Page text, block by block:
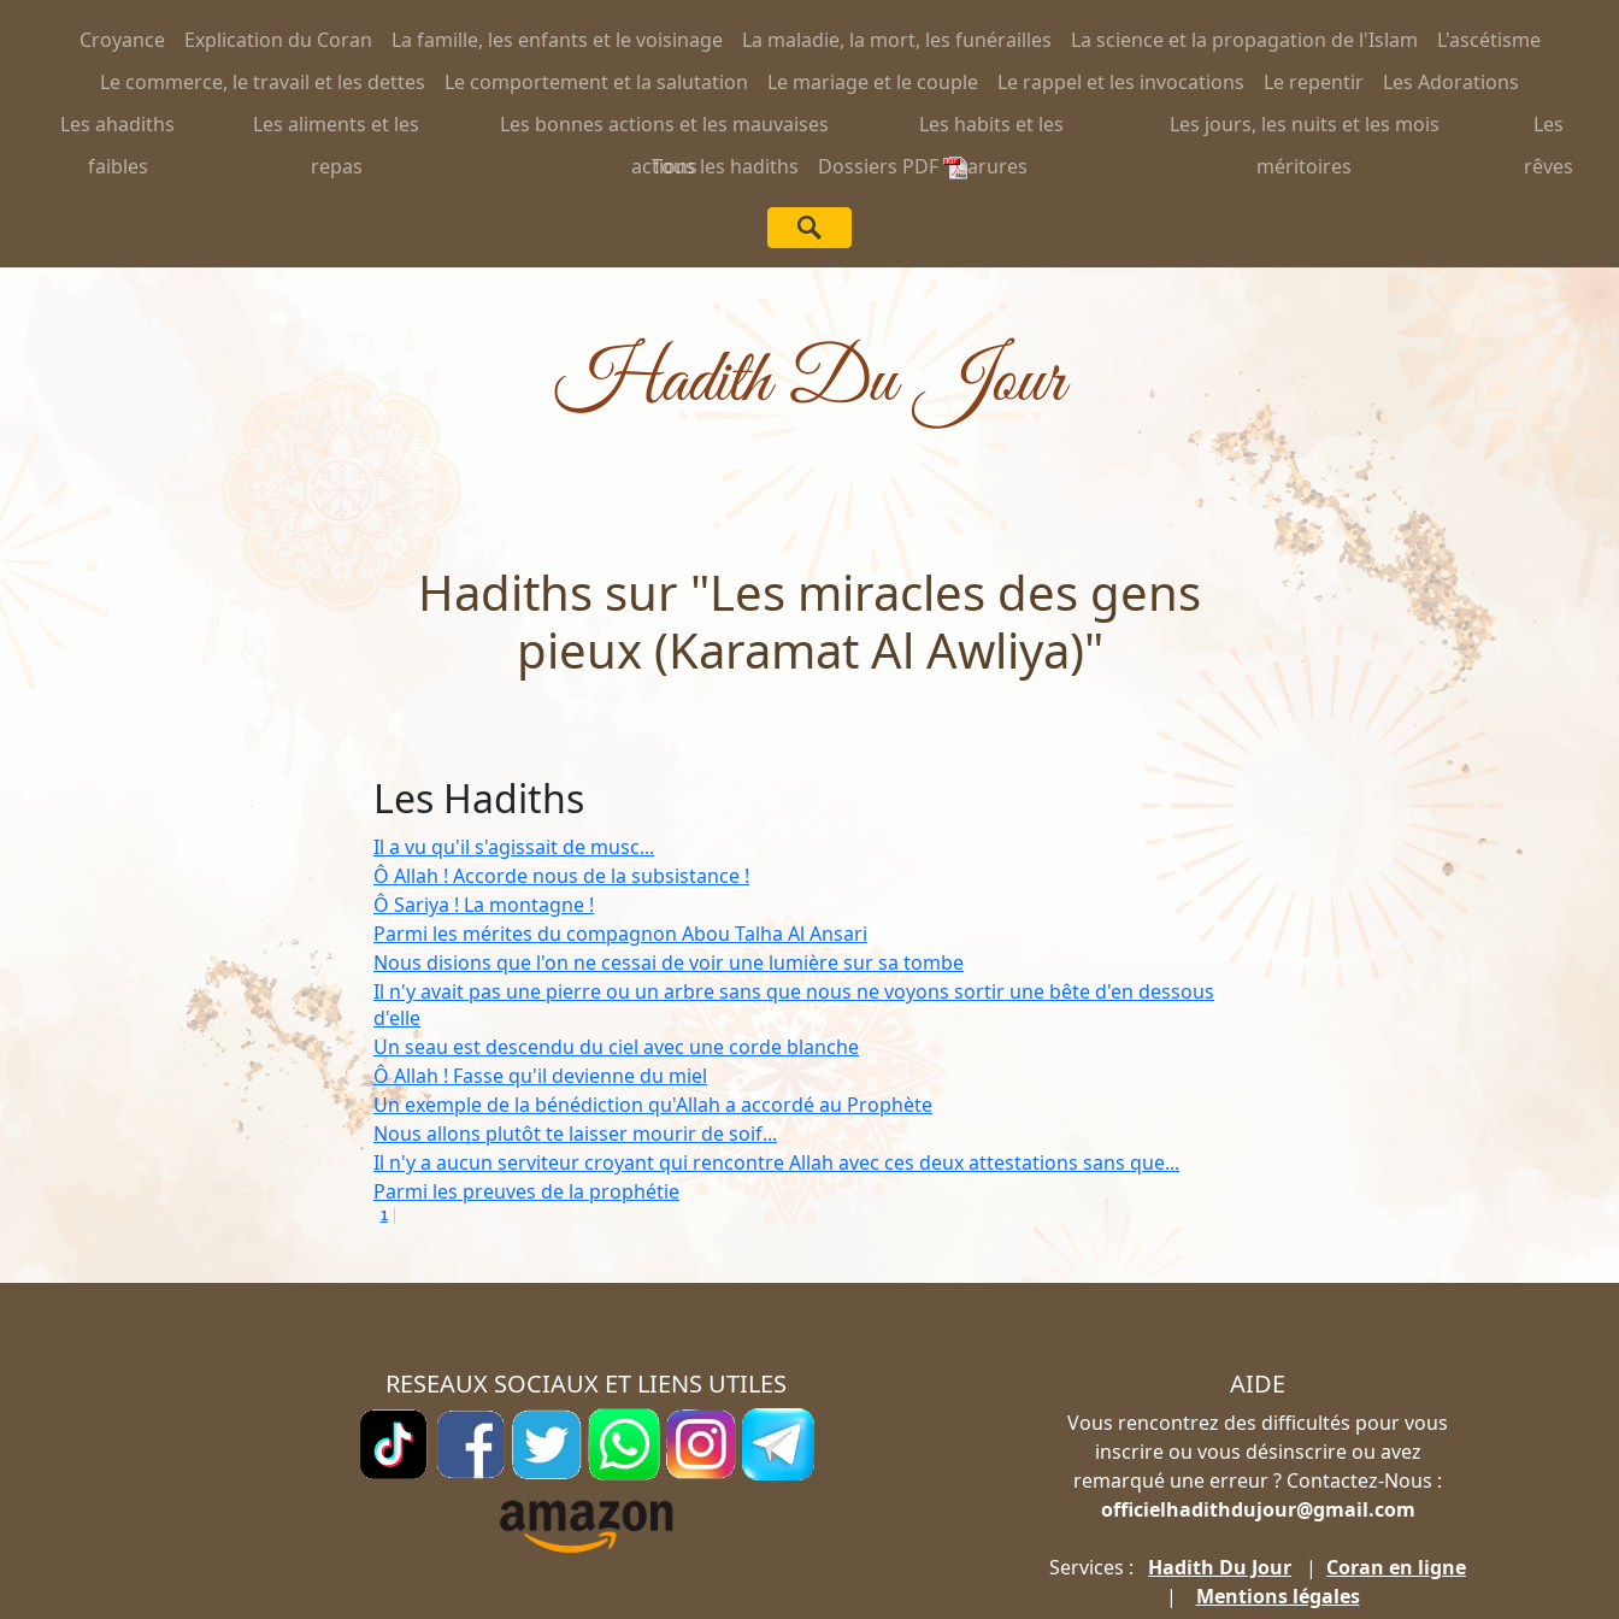
Croyance Explication du Coran La famille, les enfants et le voisinage La maladie, la mort, les funérailles La science et la propagation de l'Islam
L'ascétisme
Le commerce, le travail et les dettes
Le comportement et la salutation Le mariage et le couple Le rappel et les invocations Le repentir
Les Adorations
Les ahadiths
faibles
Les aliments et les
repas
Les bonnes actions et les mauvaises
actions
Les habits et les
parures
Les jours, les nuits et les mois
méritoires
Les
rêves
Tous les hadiths Dossiers PDF
Hadith Du Jour
Hadiths sur "Les miracles des gens
pieux (Karamat Al Awliya)"
Les Hadiths
Il a vu qu'il s'agissait de musc...
Ô Allah ! Accorde nous de la subsistance !
Ô Sariya ! La montagne !
Parmi les mérites du compagnon Abou Talha Al Ansari
Nous disions que l'on ne cessai de voir une lumière sur sa tombe
Il n'y avait pas une pierre ou un arbre sans que nous ne voyons sortir une bête d'en dessous
d'elle
Un seau est descendu du ciel avec une corde blanche
Ô Allah ! Fasse qu'il devienne du miel
Un exemple de la bénédiction qu'Allah a accordé au Prophète
Nous allons plutôt te laisser mourir de soif...
Il n'y a aucun serviteur croyant qui rencontre Allah avec ces deux attestations sans que...
Parmi les preuves de la prophétie
1
RESEAUX SOCIAUX ET LIENS UTILES AIDE
Vous rencontrez des difficultés pour vous
inscrire ou vous désinscrire ou avez
remarqué une erreur ? Contactez-Nous :
officielhadithdujour@gmail.com
Services : Hadith Du Jour | Coran en ligne
| Mentions légales